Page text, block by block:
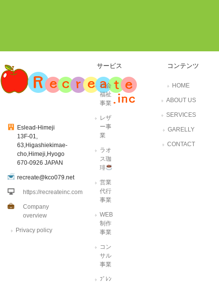
Eslead-Himeji
13F-01,
63,Higashiekimae-
cho,Himeji,Hyogo
670-0926 JAPAN
recreate@kco079.net
https://recreateinc.com
Company
overview
Privacy policy
サービス
社会
福祉
事業
レザ
ー事
業
ラオ
ス珈
琲
営業
代行
事業
WEB
制作
事業
コン
サル
事業
ﾌﾞﾚﾝ
コンテンツ
HOME
ABOUT US
SERVICES
GARELLY
CONTACT